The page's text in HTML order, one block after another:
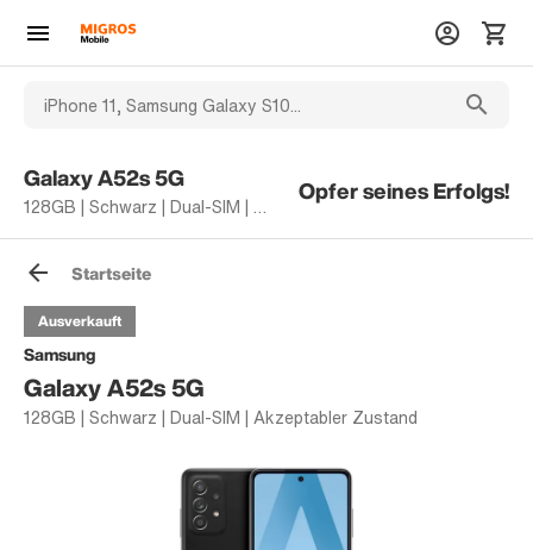
Galaxy A52s 5G
128GB | Schwarz | Dual-SIM | Akzeptabler Zustand
Opfer seines Erfolgs!
Startseite
Samsung
Galaxy A52s 5G
128GB | Schwarz | Dual-SIM | Akzeptabler Zustand
Ausverkauft